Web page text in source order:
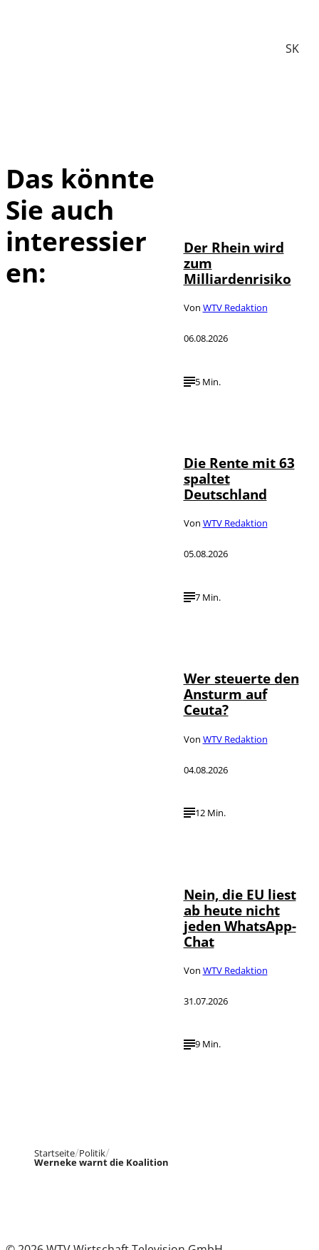
SK
Das könnte
Sie auch
interessier
en:
Der Rhein wird
zum
Milliardenrisiko
Von WTV Redaktion
06.08.2026
5 Min.
Die Rente mit 63
spaltet
Deutschland
Von WTV Redaktion
05.08.2026
7 Min.
Wer steuerte den
Ansturm auf
Ceuta?
Von WTV Redaktion
04.08.2026
12 Min.
Nein, die EU liest
ab heute nicht
jeden WhatsApp-
Chat
Von WTV Redaktion
31.07.2026
9 Min.
Startseite Politik
Werneke warnt die Koalition